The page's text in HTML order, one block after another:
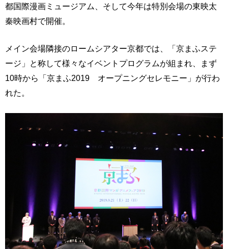
都国際漫画ミュージアム、そして今年は特別会場の東映太
秦映画村で開催。
メイン会場隣接のロームシアター京都では、「京まふステ
ージ」と称して様々なイベントプログラムが組まれ、まず
10時から「京まふ2019 オープニングセレモニー」が行わ
れた。